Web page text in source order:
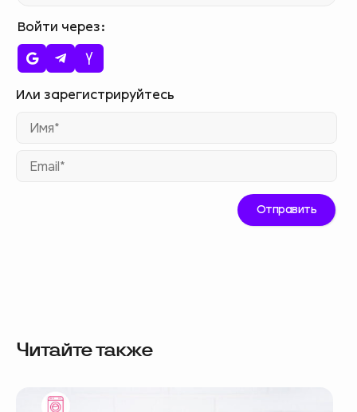
Войти через
Читайте также